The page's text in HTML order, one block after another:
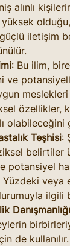
alınlı
iletişim
: Bu ilim,
ve
meslekleri
özellikler,
olabileceğini
Teşhisi:
belirtiler
potansiyel
Yüzdeki
ilgili
Danışmanlığı
de